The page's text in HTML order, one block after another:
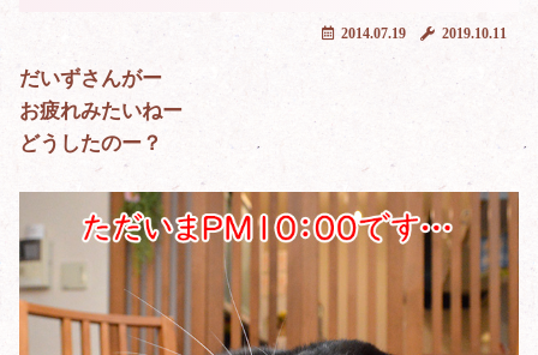
2019.10.11
2014.07.19
だいずさんがー
お疲れみたいねー
どうしたのー？